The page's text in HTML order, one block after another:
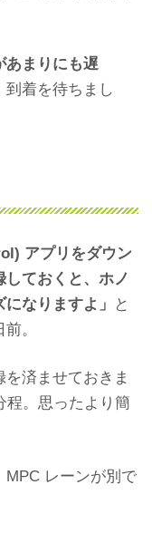
あまりにも遅
着を待ちまし
アプリをダウン
しておくと、ホノ
なりますよ」
と
。
済ませておきま
程。思ったより簡
MPC レーンが別で